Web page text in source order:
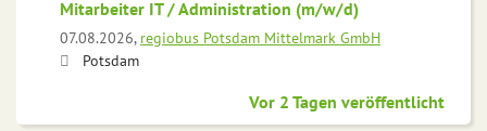
Mitarbeiter IT / Administration (m/w/d)
07.08.2026, regiobus Potsdam Mittelmark GmbH
Potsdam
Vor 2 Tagen veröffentlicht